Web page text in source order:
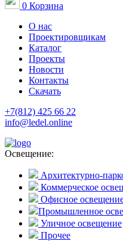
0 Корзина
О нас
Проектировщикам
Каталог
Проекты
Новости
Контакты
Скачать
+7(812) 425 66 22
info@ledel.online
Освещение:
Архитектурно-
Коммерческое
Офисное
Промышленное
Уличное освещение
Прочее